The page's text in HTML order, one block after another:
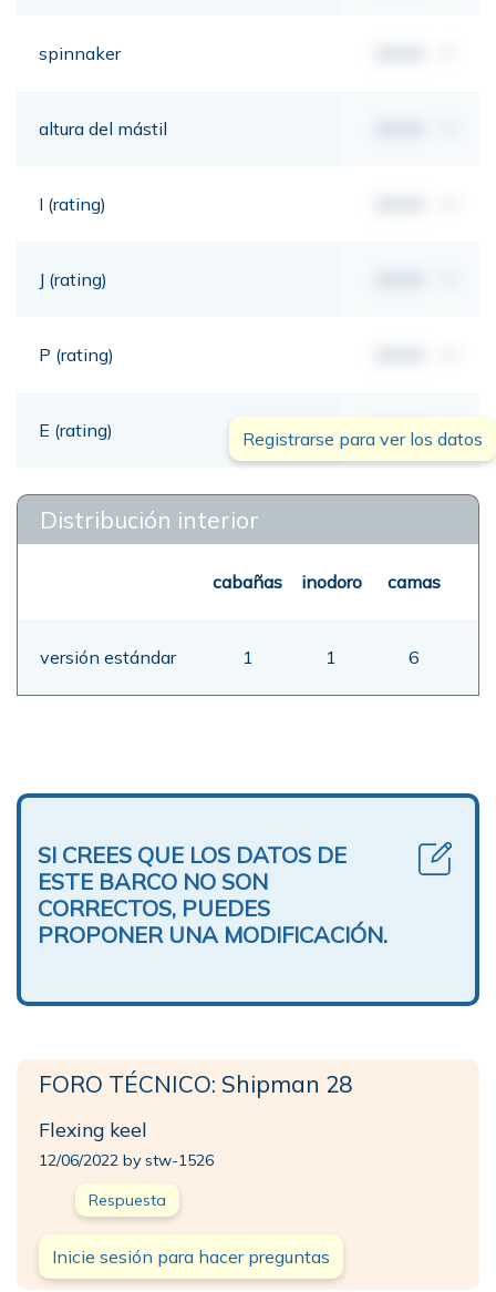
spinnaker
altura del mástil
I (rating)
J (rating)
P (rating)
E (rating) 00,00 mt
Registrarse para ver los datos
Distribución interior
cabañas inodoro camas
versión estándar 1 1 6
SI CREES QUE LOS DATOS DE
ESTE BARCO NO SON
CORRECTOS, PUEDES
PROPONER UNA MODIFICACIÓN.
FORO TÉCNICO: Shipman 28
Flexing keel
12/06/2022 by stw-1526
Respuesta
Inicie sesión para hacer preguntas